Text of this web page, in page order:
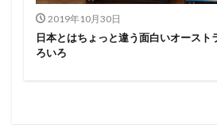
2019年10月30日
日本とはちょっと違う面白いオースト
ろいろ